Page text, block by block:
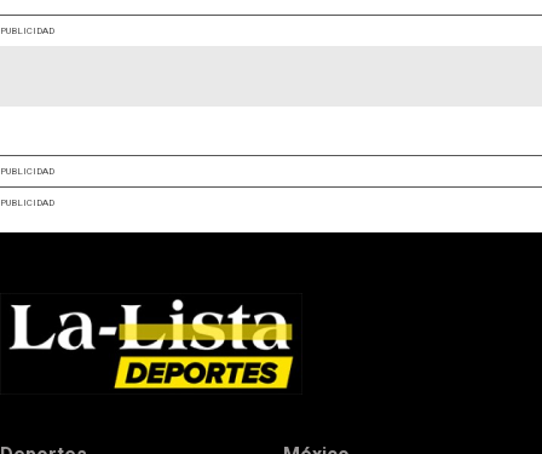
PUBLICIDAD
PUBLICIDAD
PUBLICIDAD